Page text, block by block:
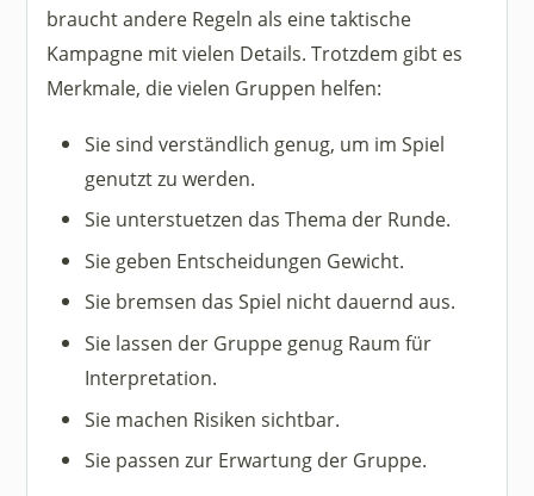
braucht andere Regeln als eine taktische
Kampagne mit vielen Details. Trotzdem gibt es
Merkmale, die vielen Gruppen helfen:
Sie sind verständlich genug, um im Spiel
genutzt zu werden.
Sie unterstuetzen das Thema der Runde.
Sie geben Entscheidungen Gewicht.
Sie bremsen das Spiel nicht dauernd aus.
Sie lassen der Gruppe genug Raum für
Interpretation.
Sie machen Risiken sichtbar.
Sie passen zur Erwartung der Gruppe.